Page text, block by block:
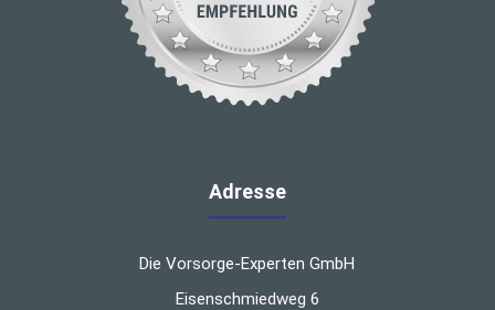
Adresse
Die Vorsorge-Experten GmbH
Eisenschmiedweg 6